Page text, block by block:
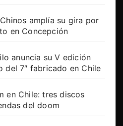
amplía su gira por
en Concepción
anuncia su V edición
del 7″ fabricado en Chile
en Chile: tres discos
del doom